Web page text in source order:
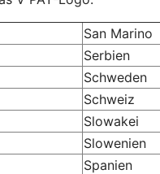
San Marino
Serbien
Schweden
Schweiz
Slowakei
Slowenien
Spanien